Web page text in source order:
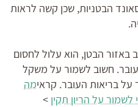
הבטניות, שכן קשה לראות
באזור הבטן, הוא עלול לחסום
חשוב לשמור על משקל
על בריאות העובר. קראימה
לשמור על הריון תקין >